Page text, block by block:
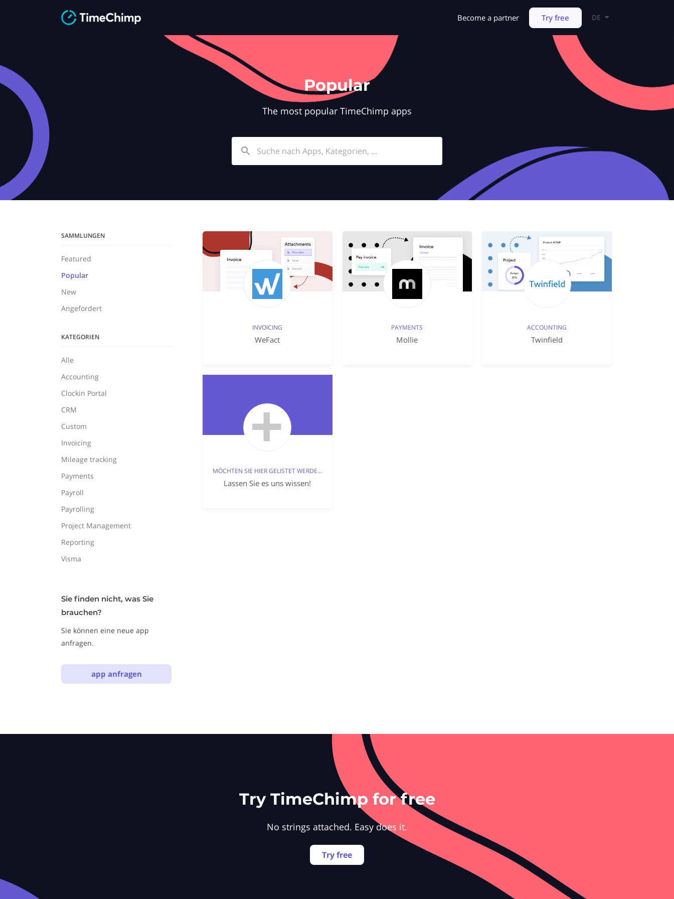
Become a partner Try free DE
Popular
The most popular TimeChimp apps
SAMMLUNGEN
Featured
Popular
New
Angefordert
KATEGORIEN
Alle
Accounting
Clockin Portal
CRM
Custom
Invoicing
Mileage tracking
Payments
Payroll
Payrolling
Project Management
Reporting
Visma
Sie finden nicht, was Sie
brauchen?
Sie können eine neue app
anfragen.
app anfragen
INVOICING
WeFact
PAYMENTS
Mollie
ACCOUNTING
Twinfield
MÖCHTEN SIE HIER GELISTET WERDEN?
Lassen Sie es uns wissen!
Try TimeChimp for free
No strings attached. Easy does it.
Try free